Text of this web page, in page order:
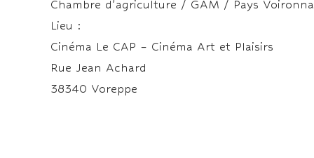
Chambre d’agriculture / GAM / Pays
Lieu :
Cinéma Le CAP – Cinéma Art et Plaisirs
Rue Jean Achard
38340 Voreppe